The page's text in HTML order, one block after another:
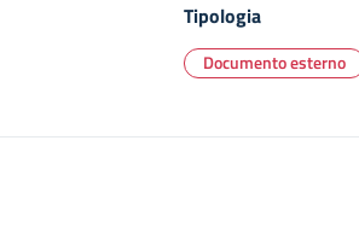
Tipologia
Documento esterno